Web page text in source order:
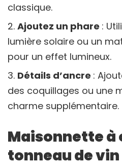
classique.
Ajoutez un phare :
lumière solaire ou un
pour un effet lumineux.
Détails d’ancre :
des coquillages ou une
charme supplémentaire.
Maisonnette à
tonneau de